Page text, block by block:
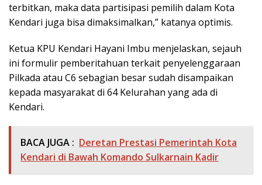
terbitkan, maka data partisipasi pemilih dalam Kota
Kendari juga bisa dimaksimalkan,” katanya optimis.
Ketua KPU Kendari Hayani Imbu menjelaskan, sejauh
ini formulir pemberitahuan terkait penyelenggaraan
Pilkada atau C6 sebagian besar sudah disampaikan
kepada masyarakat di 64 Kelurahan yang ada di
Kendari.
BACA JUGA : Deretan Prestasi Pemerintah Kota
Kendari di Bawah Komando Sulkarnain Kadir